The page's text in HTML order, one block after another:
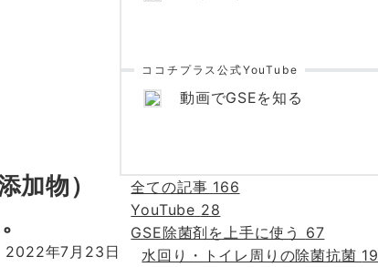
加物）
2022年7月23日
ココチプラス公式YouTube
動画でGSEを知る
全ての記事 166
YouTube 28
GSE除菌剤を上手に使う 67
水回り・トイレ周りの除菌抗菌 19